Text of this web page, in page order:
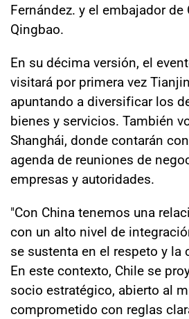
Fernández. y el embajador de
Qingbao.
En su décima versión, el
visitará por primera vez
apuntando a diversificar los
bienes y servicios. También
Shanghái, donde contarán
agenda de reuniones de
empresas y autoridades.
"Con China tenemos una
con un alto nivel de
se sustenta en el respeto y la
En este contexto, Chile se
socio estratégico, abierto al
comprometido con reglas